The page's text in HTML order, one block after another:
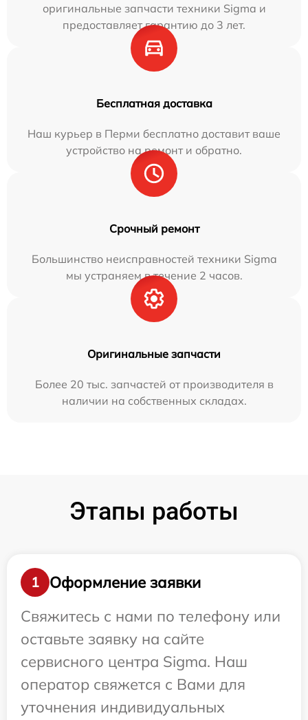
оригинальные запчасти техники Sigma и
предоставляет гарантию до 3 лет.
Бесплатная доставка
Наш курьер в Перми бесплатно доставит ваше
устройство на ремонт и обратно.
Срочный ремонт
Большинство неисправностей техники Sigma
мы устраняем в течение 2 часов.
Оригинальные запчасти
Более 20 тыс. запчастей от производителя в
наличии на собственных складах.
Этапы работы
1
Оформление заявки
Свяжитесь с нами по телефону или
оставьте заявку на сайте
сервисного центра Sigma. Наш
оператор свяжется с Вами для
уточнения индивидуальных